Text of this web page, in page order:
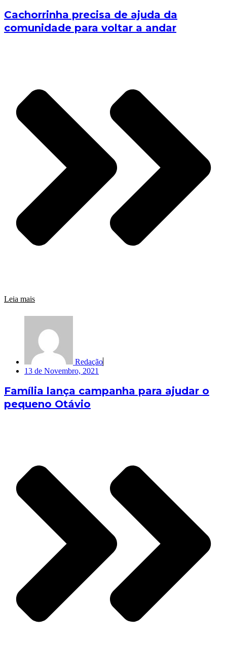
Cachorrinha precisa de ajuda da
comunidade para voltar a andar
Leia mais
Redação
13 de Novembro, 2021
Família lança campanha para ajudar o
pequeno Otávio